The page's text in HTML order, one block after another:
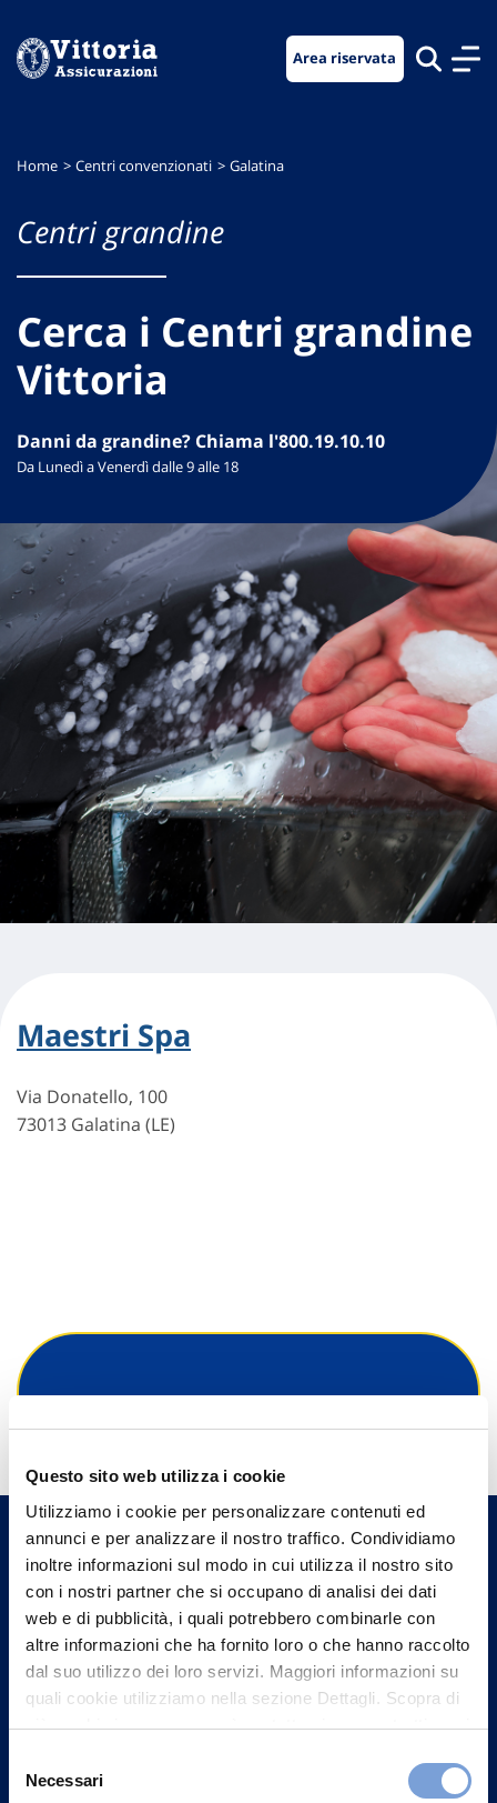
Questo sito web utilizza i cookie
Utilizziamo i cookie per personalizzare contenuti ed
annunci e per analizzare il nostro traffico. Condividiamo
inoltre informazioni sul modo in cui utilizza il nostro sito
con i nostri partner che si occupano di analisi dei dati
web e di pubblicità, i quali potrebbero combinarle con
altre informazioni che ha fornito loro o che hanno raccolto
dal suo utilizzo dei loro servizi. Maggiori informazioni su
quali cookie utilizziamo nella sezione Dettagli. Scopra di
più su chi siamo, come può contattarci e come trattiamo i
può trovare nel footer del sito nella sezione "Informativa
delNecessari
menu
contenuto
footer
Area riservata
Home Centri convenzionati Galatina
Centri grandine
Cerca i Centri grandine
Vittoria
Danni da grandine? Chiama l'800.19.10.10
Da Lunedì a Venerdì dalle 9 alle 18
Maestri Spa
Via Donatello, 100
73013 Galatina (LE)
Trova l'Agenzia più vicina a te e parla con
un nostro Agente.
Contattaci